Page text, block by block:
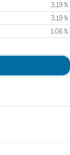
3,19 %
3,19 %
1,06 %